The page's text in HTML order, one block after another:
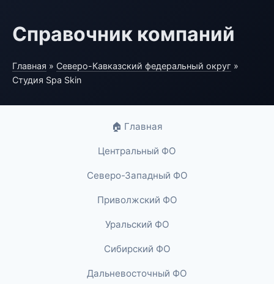
Справочник компаний
Главная » Северо-Кавказский федеральный округ »
Студия Spa Skin
🏠 Главная
Центральный ФО
Северо-Западный ФО
Приволжский ФО
Уральский ФО
Сибирский ФО
Дальневосточный ФО